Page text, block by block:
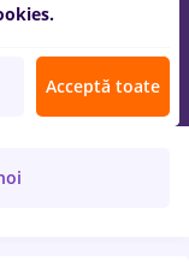
Acceptă toate